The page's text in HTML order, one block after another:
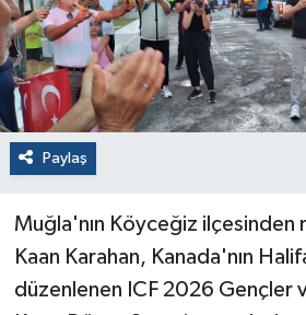
Paylaş
Muğla'nın Köyceğiz ilçesinden
Kaan Karahan, Kanada'nın
düzenlenen ICF 2026 Gençler